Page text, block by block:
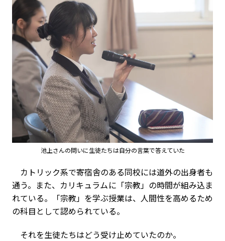
池上さんの問いに生徒たちは自分の言葉で答えていた
カトリック系で寄宿舎のある同校には道外の出身者も
通う。また、カリキュラムに「宗教」の時間が組み込ま
れている。「宗教」を学ぶ授業は、人間性を高めるため
の科目として認められている。
それを生徒たちはどう受け止めていたのか。